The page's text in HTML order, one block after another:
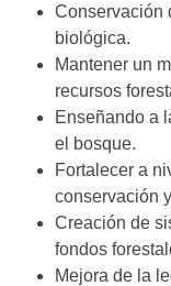
Conservación
biológica.
Mantener un
recursos
Enseñando a
el bosque.
Fortalecer a
conservación
Creación de
fondos
Mejora de la